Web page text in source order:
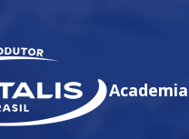
Academia